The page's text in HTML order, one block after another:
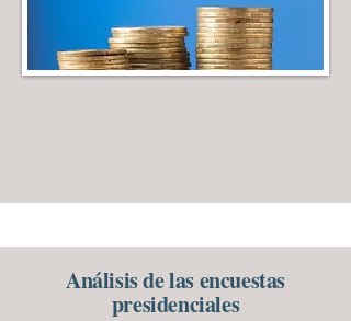
Análisis de las encuestas
presidenciales